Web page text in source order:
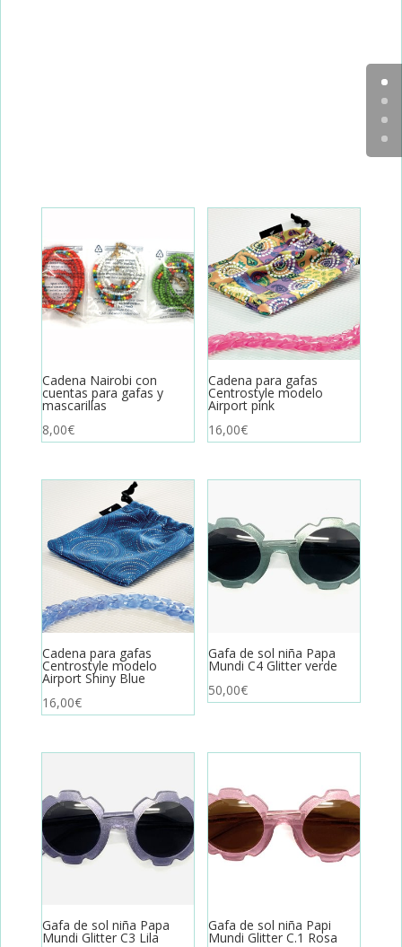
Cadena Nairobi con
cuentas para gafas y
mascarillas
8,00€
Cadena para gafas
Centrostyle modelo
Airport pink
16,00€
Cadena para gafas
Centrostyle modelo
Airport Shiny Blue
16,00€
Gafa de sol niña Papa
Mundi C4 Glitter verde
50,00€
Gafa de sol niña Papa
Mundi Glitter C3 Lila
Gafa de sol niña Papi
Mundi Glitter C.1 Rosa